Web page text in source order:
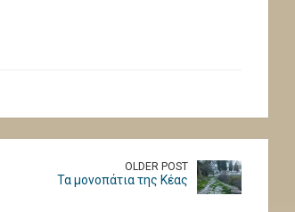
OLDER POST
Τα μονοπάτια της Κέας